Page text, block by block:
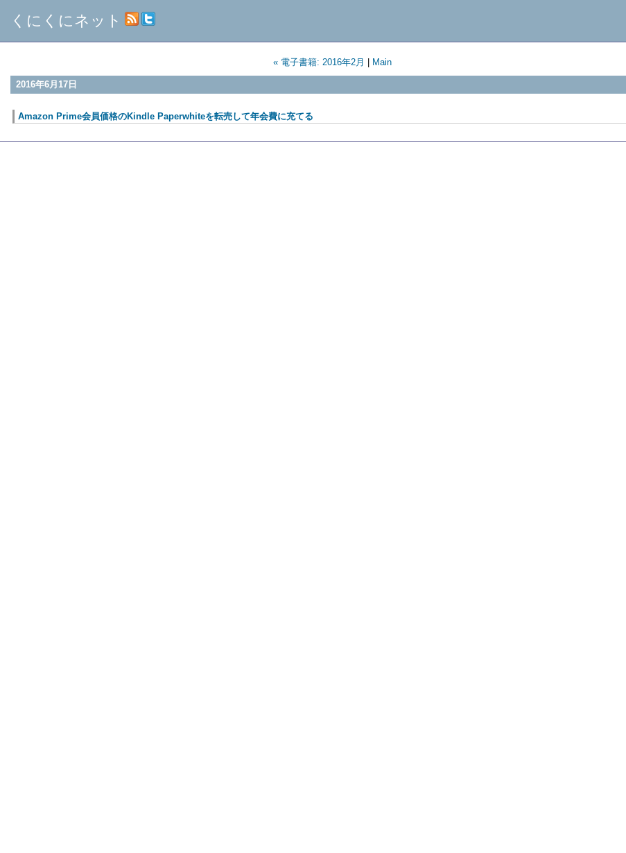
くにくにネット
« 電子書籍: 2016年2月 Main
2016年6月17日
Amazon Prime会員価格のKindle Paperwhiteを転売して年会費に充てる